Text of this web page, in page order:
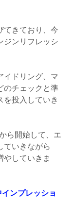
てきており、今
ジンリフレッシ
イドリング、マ
のチェックと準
を投入していき
ら開始して、エ
ていきながら
やしていきま
インプレッショ